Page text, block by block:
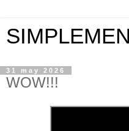
31 may 2026
WOW!!!